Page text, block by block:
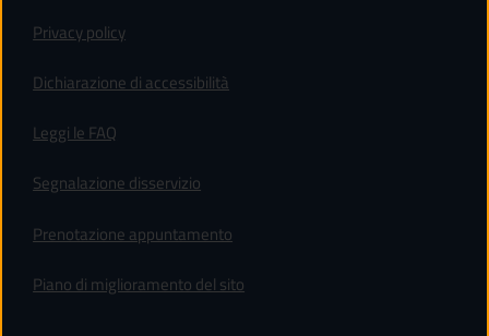
Privacy policy
Dichiarazione di accessibilità
Leggi le FAQ
Segnalazione disservizio
Prenotazione appuntamento
Piano di miglioramento del sito